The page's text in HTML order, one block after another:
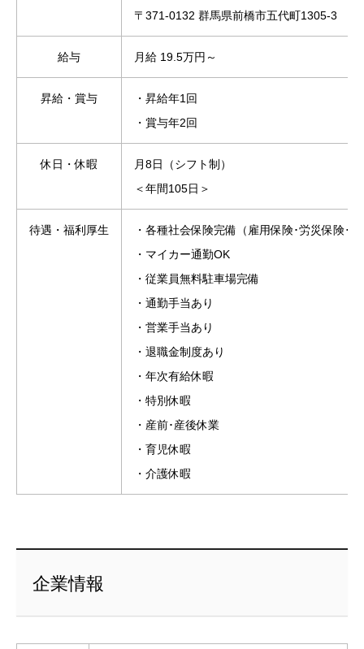
〒371-0132 群馬県前橋市五代町1305-3
給与 月給 19.5万円～
昇給・賞与
・昇給年1回
・賞与年2回
休日・休暇
月8日（シフト制）
＜年間105日＞
待遇・福利厚生
・各種社会保険完備（雇用保険･労災保険･
・マイカー通勤OK
・従業員無料駐車場完備
・通勤手当あり
・営業手当あり
・退職金制度あり
・年次有給休暇
・特別休暇
・産前･産後休業
・育児休暇
・介護休暇
企業情報